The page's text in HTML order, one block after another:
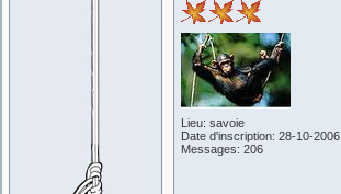
Lieu: savoie
Date d'inscription: 28-10-2006
Messages: 206